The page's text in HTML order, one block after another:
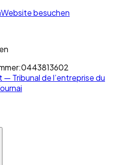
Website besuchen
0443813602
— Tribunal de l’entreprise du